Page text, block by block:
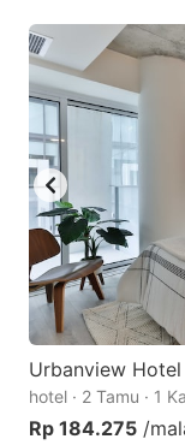
Urbanview
hotel · 2 Tamu · 1
Rp 184.275 /